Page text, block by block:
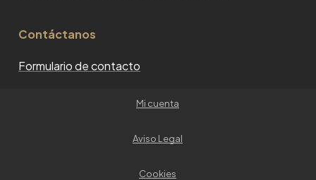
Contáctanos
Formulario de contacto
Mi cuenta
Aviso Legal
Cookies